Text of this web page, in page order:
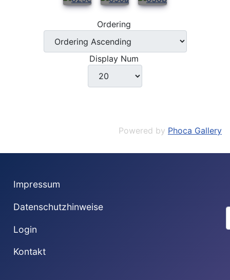
Ordering
Display Num
Powered by Phoca Gallery
Impressum
Datenschutzhinweise
Login
Kontakt